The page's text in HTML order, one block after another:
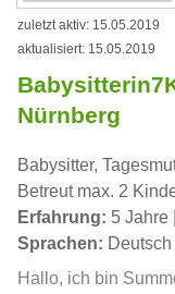
zuletzt aktiv: 15.05.2019
aktualisiert: 15.05.2019
Nürnberg
Babysitter,
Betreut max. 2
Erfahrung: 5 Jahre
Sprachen:
Hallo, ich bin